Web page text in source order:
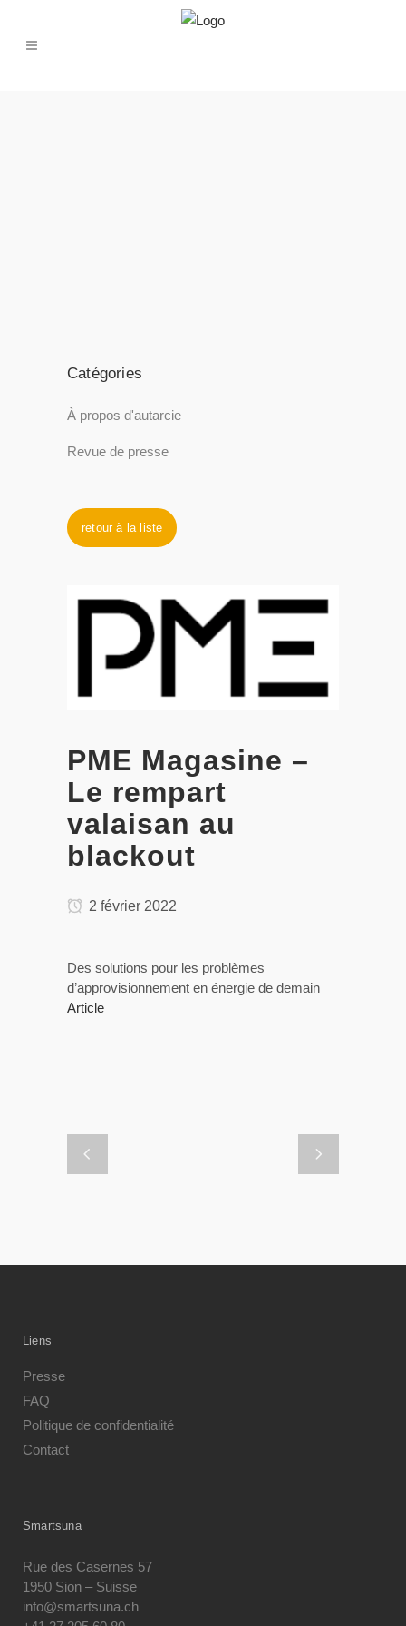
Catégories
À propos d'autarcie
Revue de presse
retour à la liste
PME Magasine –
Le rempart
valaisan au
blackout
2 février 2022
Des solutions pour les problèmes
d’approvisionnement en énergie de demain
Article
Liens
Presse
FAQ
Politique de confidentialité
Contact
Smartsuna
Rue des Casernes 57
1950 Sion – Suisse
info@smartsuna.ch